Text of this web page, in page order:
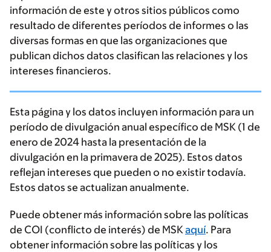
información de este y otros sitios públicos como
resultado de diferentes períodos de informes o las
diversas formas en que las organizaciones que
publican dichos datos clasifican las relaciones y los
intereses financieros.
Esta página y los datos incluyen información para un
período de divulgación anual específico de MSK (1 de
enero de 2024 hasta la presentación de la
divulgación en la primavera de 2025). Estos datos
reflejan intereses que pueden o no existir todavía.
Estos datos se actualizan anualmente.
Puede obtener más información sobre las políticas
de COI (conflicto de interés) de MSKaquí. Para
obtener información sobre las políticas y los